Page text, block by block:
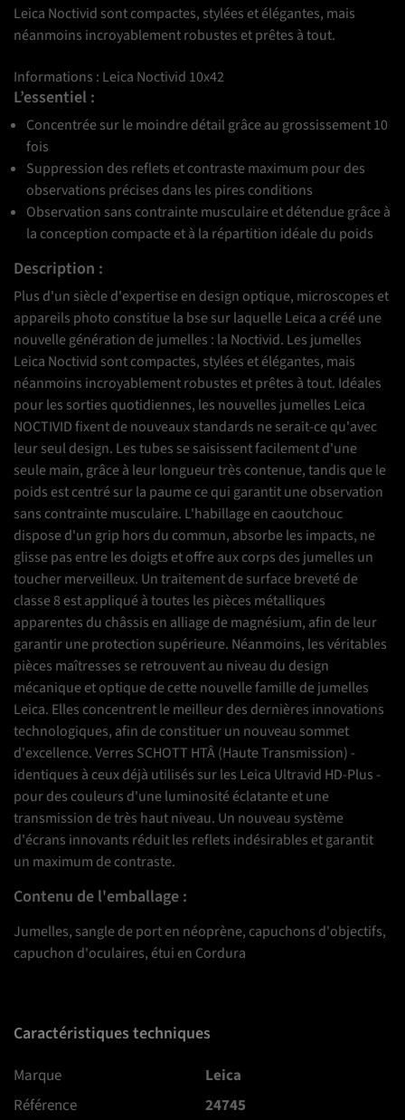
Leica Noctivid sont compactes, stylées et élégantes, mais
néanmoins incroyablement robustes et prêtes à tout.
Informations : Leica Noctivid 10x42
L’essentiel :
Concentrée sur le moindre détail grâce au grossissement 10
fois
Suppression des reflets et contraste maximum pour des
observations précises dans les pires conditions
Observation sans contrainte musculaire et détendue grâce à
la conception compacte et à la répartition idéale du poids
Description :
Plus d'un siècle d'expertise en design optique, microscopes et
appareils photo constitue la bse sur laquelle Leica a créé une
nouvelle génération de jumelles : la Noctivid. Les jumelles
Leica Noctivid sont compactes, stylées et élégantes, mais
néanmoins incroyablement robustes et prêtes à tout. Idéales
pour les sorties quotidiennes, les nouvelles jumelles Leica
NOCTIVID fixent de nouveaux standards ne serait-ce qu'avec
leur seul design. Les tubes se saisissent facilement d'une
seule main, grâce à leur longueur très contenue, tandis que le
poids est centré sur la paume ce qui garantit une observation
sans contrainte musculaire. L'habillage en caoutchouc
dispose d'un grip hors du commun, absorbe les impacts, ne
glisse pas entre les doigts et offre aux corps des jumelles un
toucher merveilleux. Un traitement de surface breveté de
classe 8 est appliqué à toutes les pièces métalliques
apparentes du châssis en alliage de magnésium, afin de leur
garantir une protection supérieure. Néanmoins, les véritables
pièces maîtresses se retrouvent au niveau du design
mécanique et optique de cette nouvelle famille de jumelles
Leica. Elles concentrent le meilleur des dernières innovations
technologiques, afin de constituer un nouveau sommet
d'excellence. Verres SCHOTT HTÂ (Haute Transmission) -
identiques à ceux déjà utilisés sur les Leica Ultravid HD-Plus -
pour des couleurs d'une luminosité éclatante et une
transmission de très haut niveau. Un nouveau système
d'écrans innovants réduit les reflets indésirables et garantit
un maximum de contraste.
Contenu de l'emballage :
Jumelles, sangle de port en néoprène, capuchons d'objectifs,
capuchon d'oculaires, étui en Cordura
Caractéristiques techniques
Marque
Leica
Référence
24745